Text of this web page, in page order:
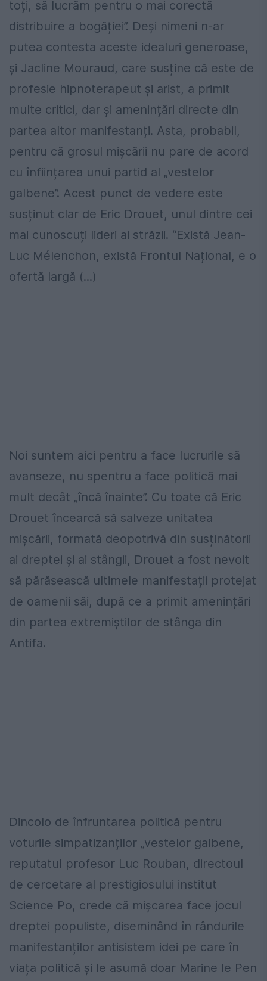
toți, să lucrăm pentru o mai corectă
distribuire a bogăției”. Deși nimeni n-ar
putea contesta aceste idealuri generoase,
și Jacline Mouraud, care susține că este de
profesie hipnoterapeut și arist, a primit
multe critici, dar și amenințări directe din
partea altor manifestanți. Asta, probabil,
pentru că grosul mișcării nu pare de acord
cu înființarea unui partid al „vestelor
galbene”. Acest punct de vedere este
susținut clar de Eric Drouet, unul dintre cei
mai cunoscuți lideri ai străzii. “Există Jean-
Luc Mélenchon, există Frontul Național, e o
ofertă largă (...)
Noi suntem aici pentru a face lucrurile să
avanseze, nu spentru a face politică mai
mult decât „încă înainte”. Cu toate că Eric
Drouet încearcă să salveze unitatea
mișcării, formată deopotrivă din susținătorii
ai dreptei și ai stângii, Drouet a fost nevoit
să părăsească ultimele manifestații protejat
de oamenii săi, după ce a primit amenințări
din partea extremiștilor de stânga din
Antifa.
Dincolo de înfruntarea politică pentru
voturile simpatizanților „vestelor galbene,
reputatul profesor Luc Rouban, directoul
de cercetare al prestigiosului institut
Science Po, crede că mișcarea face jocul
dreptei populiste, diseminând în rândurile
manifestanților antisistem idei pe care în
viața politică și le asumă doar Marine le Pen